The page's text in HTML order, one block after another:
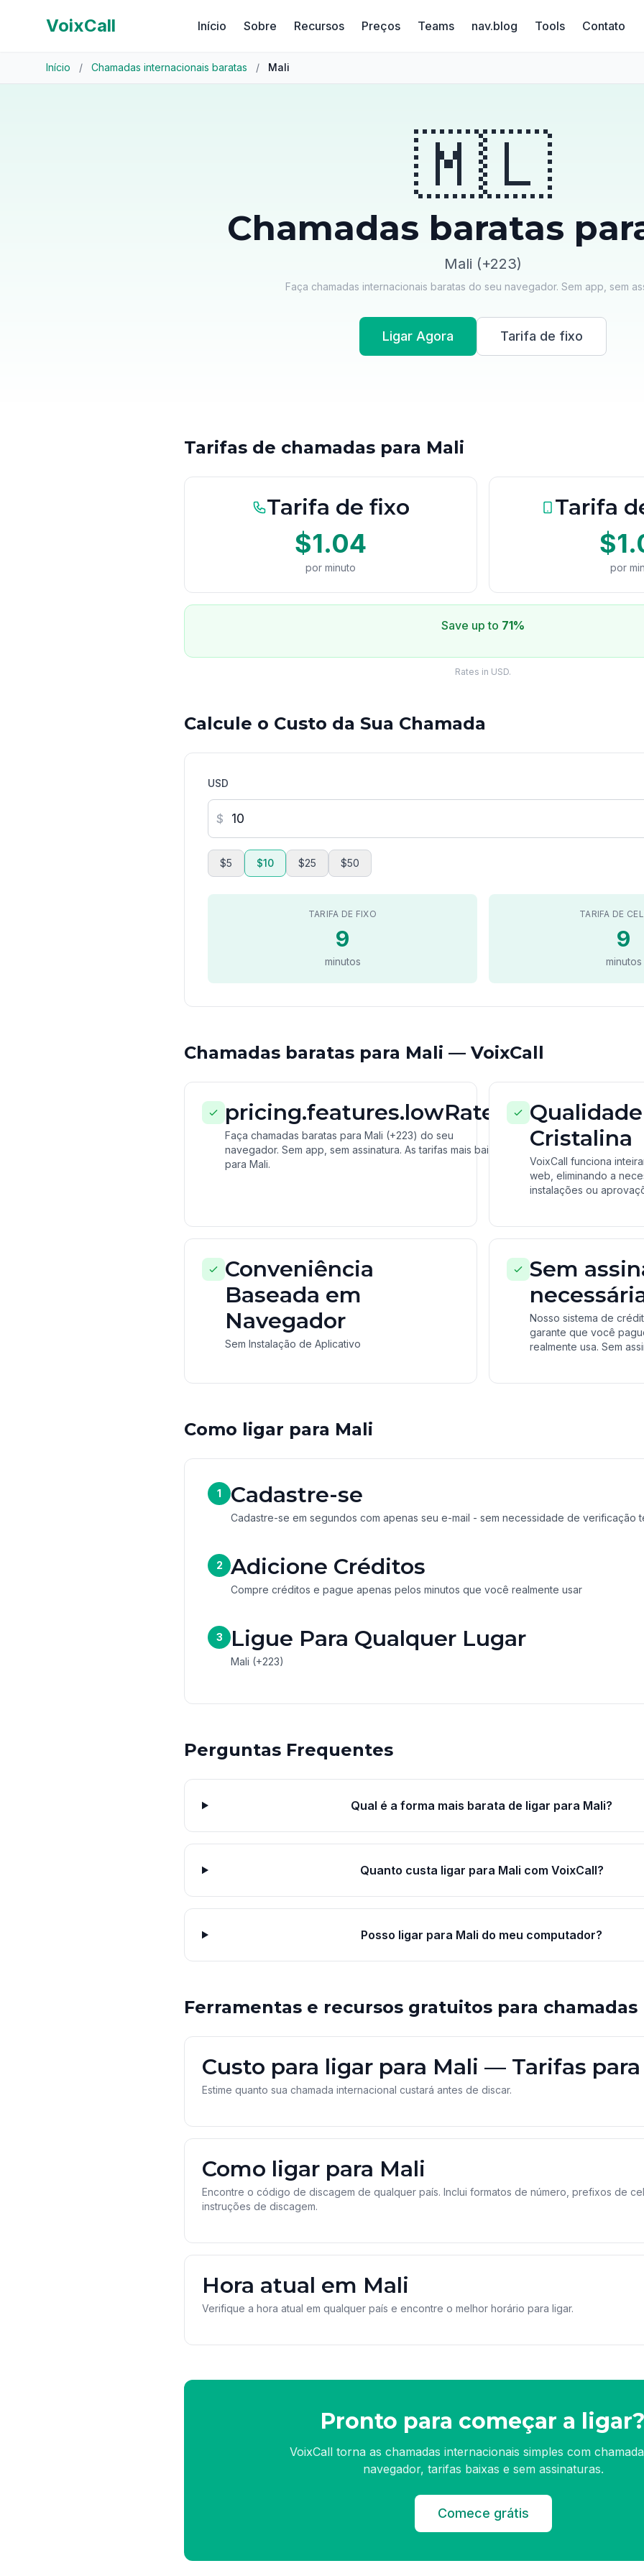
VoixCall Início Sobre Recursos Preços Teams nav.blog Tools Contato
Início / Chamadas internacionais baratas / Mali
🇲🇱
Chamadas baratas
Mali (+223)
Faça chamadas internacionais baratas do seu navegador. Sem app, sem
Ligar Agora Tarifa de fixo
Tarifas de chamadas para Mali
Tarifa de fixo
$1.04
por minuto
Tarifa
por
Save up to 71%
Rates in USD.
Calcule o Custo da Sua Chamada
USD
$
$5 $10 $25 $50
TARIFA DE FIXO
9
minutos
TARIFA DE
9
minutos
Chamadas baratas para Mali — VoixCall
pricing.features.lowRates
Faça chamadas baratas para Mali (+223) do seu
navegador. Sem app, sem assinatura. As tarifas mais baixas
para Mali.
Cristalina
VoixCall funciona
web, eliminando a
instalações ou
Conveniência
Baseada em
Navegador
Sem Instalação de Aplicativo
Sem
Nosso sistema de
garante que você
realmente usa. Sem
Como ligar para Mali
1 Cadastre-se
Cadastre-se em segundos com apenas seu e-mail - sem necessidade de verificação
2 Adicione Créditos
Compre créditos e pague apenas pelos minutos que você realmente usar
3 Ligue Para Qualquer Lugar
Mali (+223)
Perguntas Frequentes
Qual é a forma mais barata de ligar para Mali?
Quanto custa ligar para Mali com VoixCall?
Posso ligar para Mali do meu computador?
Ferramentas e recursos gratuitos para chamadas
Custo para ligar para Mali — Tarifas para
Estime quanto sua chamada internacional custará antes de discar.
Como ligar para Mali
Encontre o código de discagem de qualquer país. Inclui formatos de número, prefixos de
instruções de discagem.
Hora atual em Mali
Verifique a hora atual em qualquer país e encontre o melhor horário para ligar.
Pronto para começar a ligar?
VoixCall torna as chamadas internacionais simples com
navegador, tarifas baixas e sem assinaturas.
Comece grátis